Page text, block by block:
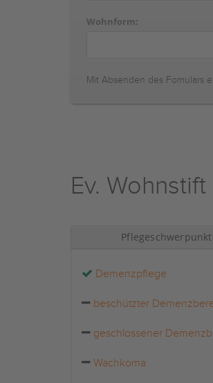
Wohnform:
Mit Absenden des Fomulars
Ev.
Demenzpflege
beschützter
geschlossener
Wachkoma